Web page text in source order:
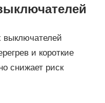
выключателей
и короткие
снижает риск